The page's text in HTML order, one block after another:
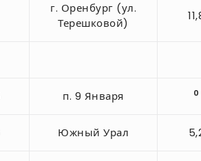
г. Оренбург (ул.
Терешковой)
п. 9 Января 0
Южный Урал